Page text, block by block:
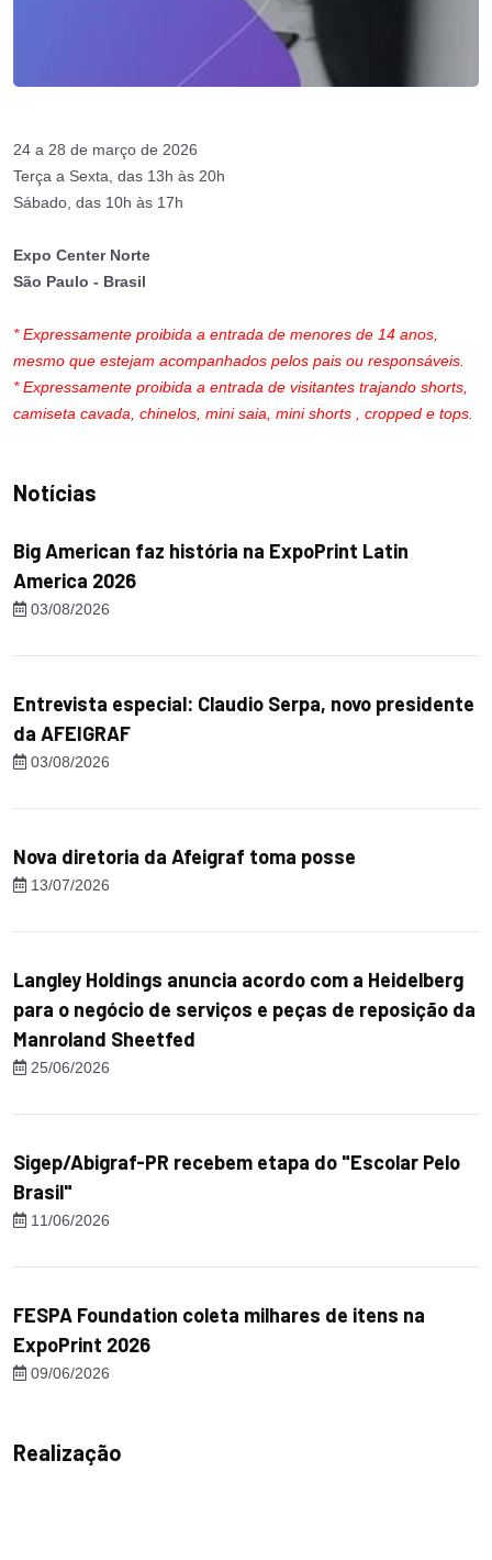
24 a 28 de março de 2026
Terça a Sexta, das 13h às 20h
Sábado, das 10h às 17h
Expo Center Norte
São Paulo - Brasil
* Expressamente proibida a entrada de menores de 14 anos,
mesmo que estejam acompanhados pelos pais ou responsáveis.
* Expressamente proibida a entrada de visitantes trajando shorts,
camiseta cavada, chinelos, mini saia, mini shorts , cropped e tops.
Notícias
Big American faz história na ExpoPrint Latin
America 2026
03/08/2026
Entrevista especial: Claudio Serpa, novo presidente
da AFEIGRAF
03/08/2026
Nova diretoria da Afeigraf toma posse
13/07/2026
Langley Holdings anuncia acordo com a Heidelberg
para o negócio de serviços e peças de reposição da
Manroland Sheetfed
25/06/2026
Sigep/Abigraf-PR recebem etapa do "Escolar Pelo
Brasil"
11/06/2026
FESPA Foundation coleta milhares de itens na
ExpoPrint 2026
09/06/2026
Realização